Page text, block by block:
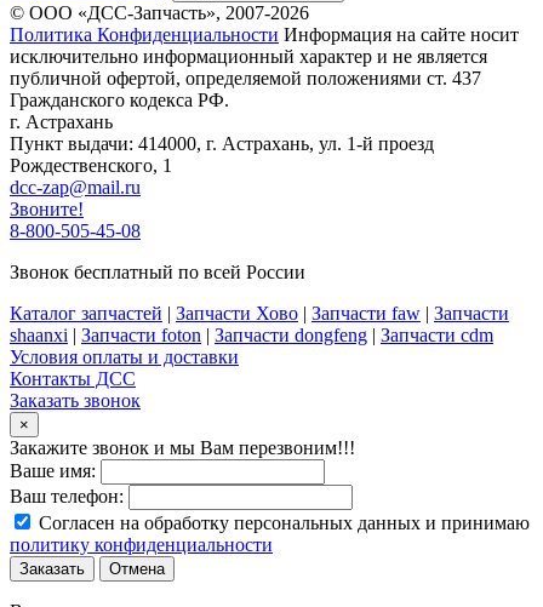
© ООО «ДСС-Запчасть», 2007-2026
Политика Конфиденциальности Информация на сайте носит
исключительно информационный характер и не является
публичной офертой, определяемой положениями ст. 437
Гражданского кодекса РФ.
г. Астрахань
Пункт выдачи: 414000, г. Астрахань, ул. 1-й проезд
Рождественского, 1
dcc-zap@mail.ru
Звоните!
8-800-505-45-08
Звонок бесплатный по всей России
Каталог запчастей | Запчасти Хово | Запчасти faw | Запчасти
shaanxi | Запчасти foton | Запчасти dongfeng | Запчасти cdm
Условия оплаты и доставки
Контакты ДСС
Заказать звонок
×
Закажите звонок и мы Вам перезвоним!!!
Ваше имя:
Ваш телефон:
Согласен на обработку персональных данных и принимаю
политику конфиденциальности
Заказать Отмена